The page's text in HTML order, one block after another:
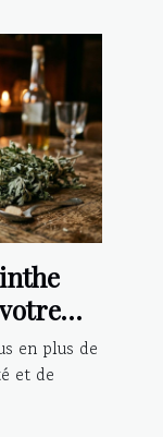
en plus de
et de